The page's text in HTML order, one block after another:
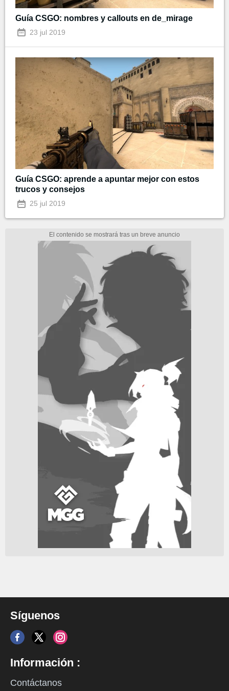
Guía CSGO: nombres y callouts en de_mirage
23 jul 2019
Guía CSGO: aprende a apuntar mejor con estos
trucos y consejos
25 jul 2019
Síguenos
Información :
Contáctanos